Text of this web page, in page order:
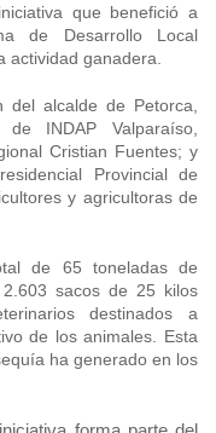
que benefició a
de Desarrollo Local
actividad ganadera.
alcalde de Petorca,
INDAP Valparaíso,
Cristian Fuentes; y
Provincial de
y agricultoras de
de 65 toneladas de
sacos de 25 kilos
destinados a
de los animales. Esta
ha generado en los